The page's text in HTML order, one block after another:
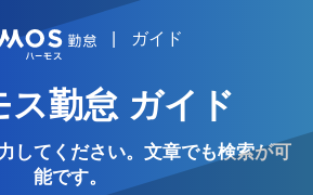
HRMOSガイド
ス勤怠 ガイド
してください。文章でも検索が可
能です。